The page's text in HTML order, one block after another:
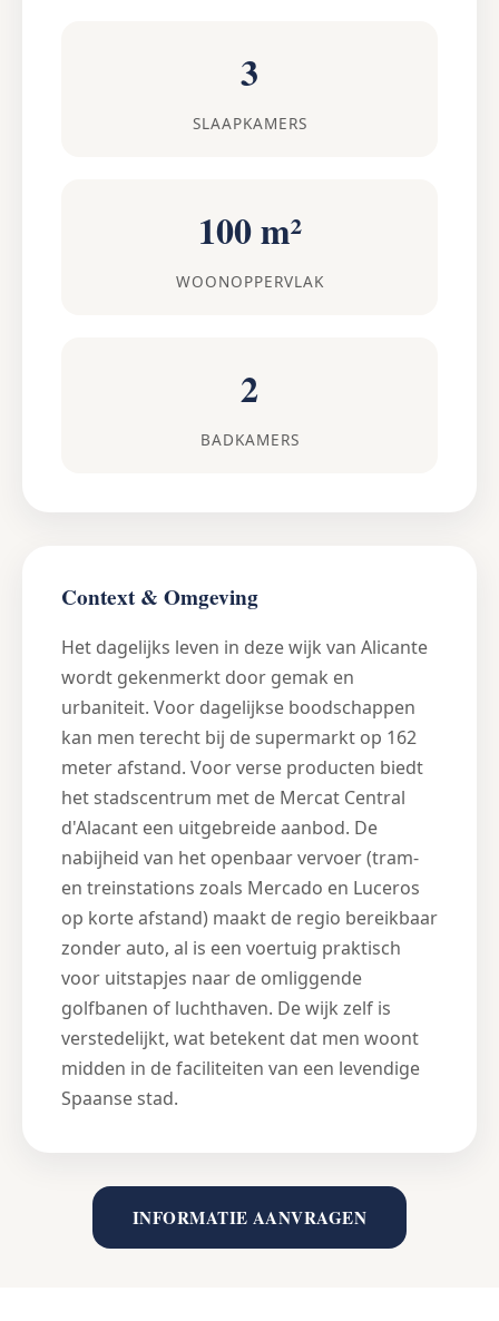
3
SLAAPKAMERS
100 m²
WOONOPPERVLAK
2
BADKAMERS
Context & Omgeving
Het dagelijks leven in deze wijk van Alicante
wordt gekenmerkt door gemak en
urbaniteit. Voor dagelijkse boodschappen
kan men terecht bij de supermarkt op 162
meter afstand. Voor verse producten biedt
het stadscentrum met de Mercat Central
d'Alacant een uitgebreide aanbod. De
nabijheid van het openbaar vervoer (tram-
en treinstations zoals Mercado en Luceros
op korte afstand) maakt de regio bereikbaar
zonder auto, al is een voertuig praktisch
voor uitstapjes naar de omliggende
golfbanen of luchthaven. De wijk zelf is
verstedelijkt, wat betekent dat men woont
midden in de faciliteiten van een levendige
Spaanse stad.
INFORMATIE AANVRAGEN